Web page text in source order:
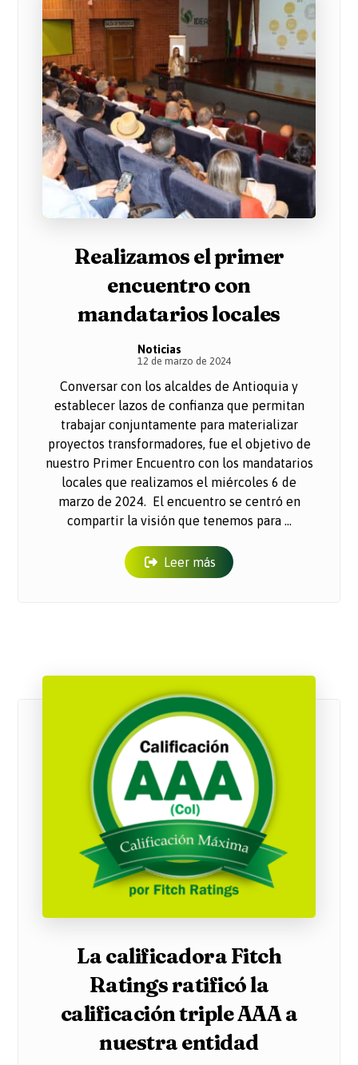
Realizamos el primer
encuentro con
mandatarios locales
Noticias
12 de marzo de 2024
Conversar con los alcaldes de Antioquia y
establecer lazos de confianza que permitan
trabajar conjuntamente para materializar
proyectos transformadores, fue el objetivo de
nuestro Primer Encuentro con los mandatarios
locales que realizamos el miércoles 6 de
marzo de 2024. El encuentro se centró en
compartir la visión que tenemos para ...
Leer más
La calificadora Fitch
Ratings ratificó la
calificación triple AAA a
nuestra entidad